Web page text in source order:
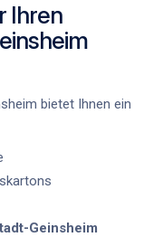
Ihren
bietet Ihnen ein
Geinsheim